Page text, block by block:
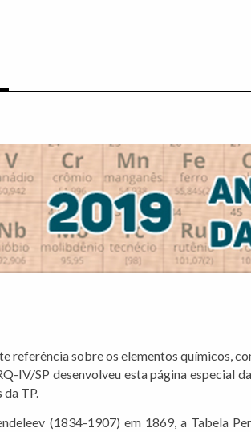
referência sobre os elementos químicos,
IV/SP desenvolveu esta página especial
da TP.
(1834-1907) em 1869, a Tabela